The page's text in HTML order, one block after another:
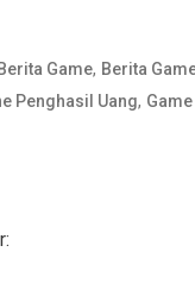
Berita Game, Berita
Penghasil Uang,